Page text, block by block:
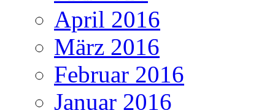
April 2016
März 2016
Februar 2016
Januar 2016